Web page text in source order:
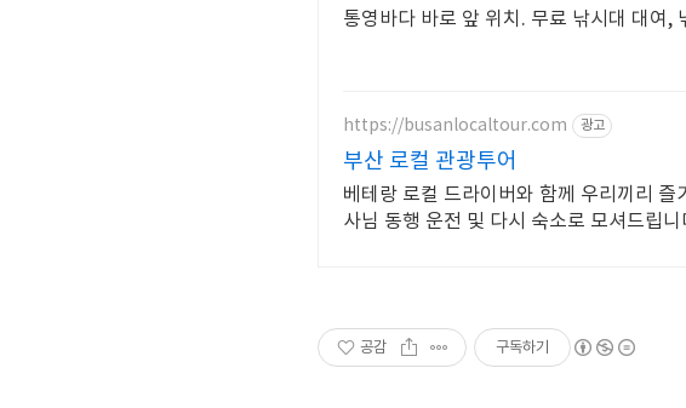
통영바다 바로 앞 위치. 무료 낚시대 대여,
https://busanlocaltour.com 광고
부산 로컬 관광투어
베테랑 로컬 드라이버와 함께 우리끼리 즐
사님 동행 운전 및 다시 숙소로 모셔드립니
공감 구독하기